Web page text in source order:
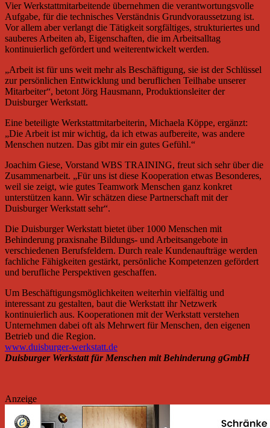
Vier Werkstattmitarbeitende übernehmen die verantwortungsvolle
Aufgabe, für die technisches Verständnis Grundvoraussetzung ist.
Vor allem aber verlangt die Tätigkeit sorgfältiges, strukturiertes und
sauberes Arbeiten ab, Eigenschaften, die im Arbeitsalltag
kontinuierlich gefördert und weiterentwickelt werden.
„Arbeit ist für uns weit mehr als Beschäftigung, sie ist der Schlüssel
zur persönlichen Entwicklung und beruflichen Teilhabe unserer
Mitarbeiter“, betont Jörg Hausmann, Produktionsleiter der
Duisburger Werkstatt.
Eine beteiligte Werkstattmitarbeiterin, Michaela Köppe, ergänzt:
„Die Arbeit ist mir wichtig, da ich etwas aufbereite, was andere
Menschen nutzen. Das gibt mir ein gutes Gefühl.“
Joachim Giese, Vorstand WBS TRAINING, freut sich sehr über die
Zusammenarbeit. „Für uns ist diese Kooperation etwas Besonderes,
weil sie zeigt, wie gutes Teamwork Menschen ganz konkret
unterstützen kann. Wir schätzen diese Partnerschaft mit der
Duisburger Werkstatt sehr“.
Die Duisburger Werkstatt bietet über 1000 Menschen mit
Behinderung praxisnahe Bildungs- und Arbeitsangebote in
verschiedenen Berufsfeldern. Durch reale Kundenaufträge werden
fachliche Fähigkeiten gestärkt, persönliche Kompetenzen gefördert
und berufliche Perspektiven geschaffen.
Um Beschäftigungsmöglichkeiten weiterhin vielfältig und
interessant zu gestalten, baut die Werkstatt ihr Netzwerk
kontinuierlich aus. Kooperationen mit der Werkstatt verstehen
Unternehmen dabei oft als Mehrwert für Menschen, den eigenen
Betrieb und die Region.
www.duisburger-werkstatt.de
Duisburger Werkstatt für Menschen mit Behinderung gGmbH
Anzeige